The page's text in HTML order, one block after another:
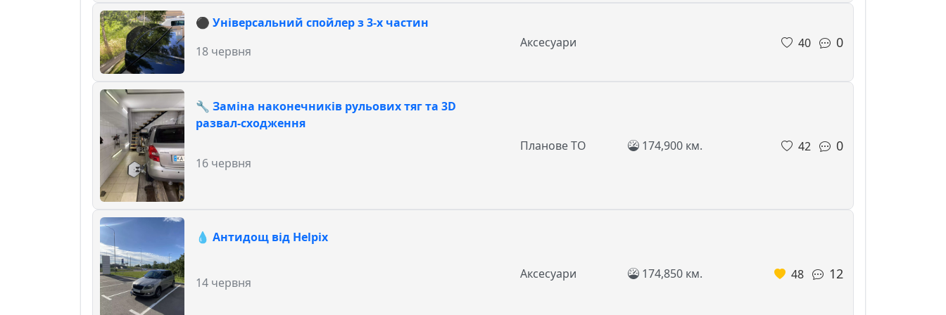
⚫️ Універсальний спойлер з 3-х частин
18 червня
Аксесуари 40 0
🔧 Заміна наконечників рульових тяг та 3D
развал-сходження
16 червня
Планове ТО 174,900 км. 42 0
💧 Антидощ від Helpix
14 червня
Аксесуари 174,850 км. 48 12